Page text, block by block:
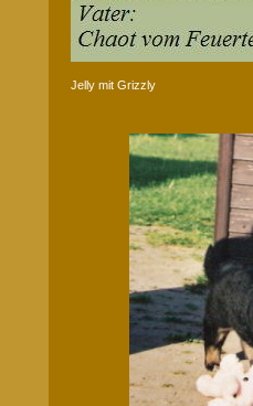
Jelly mit Grizzly